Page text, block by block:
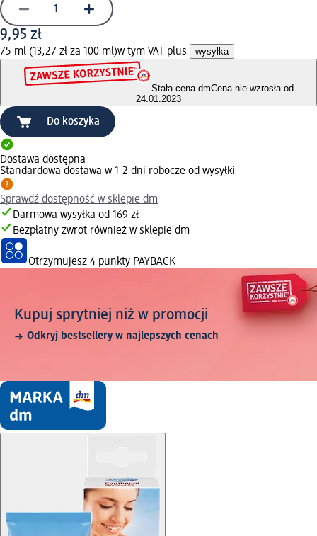
9,95 zł
75 ml (13,27 zł za 100 ml)w tym VAT plus wysyłka
Stała cena dmCena nie wzrosła od
24.01.2023
Do koszyka
Dostawa dostępna
Standardowa dostawa w 1-2 dni robocze od wysyłki
Sprawdź dostępność w sklepie dm
Darmowa wysyłka od 169 zł
Bezpłatny zwrot również w sklepie dm
Otrzymujesz 4 punkty PAYBACK
Kupuj sprytniej niż w promocji
Odkryj bestsellery w najlepszych cenach